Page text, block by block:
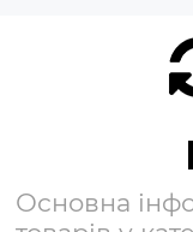
Основна